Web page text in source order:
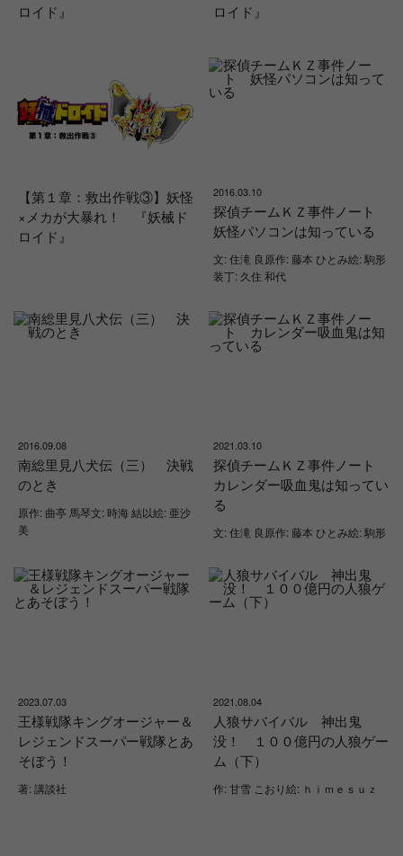
ロイド』
ロイド』
【第１章：救出作戦③】妖怪
×メカが大暴れ！ 『妖械ド
ロイド』
2016.03.10
探偵チームＫＺ事件ノート
妖怪パソコンは知っている
文: 住滝 良原作: 藤本 ひとみ絵: 駒形
装丁: 久住 和代
2016.09.08
南総里見八犬伝（三） 決戦
のとき
原作: 曲亭 馬琴文: 時海 結以絵: 亜沙
美
2021.03.10
探偵チームＫＺ事件ノート
カレンダー吸血鬼は知ってい
る
文: 住滝 良原作: 藤本 ひとみ絵: 駒形
2023.07.03
王様戦隊キングオージャー＆
レジェンドスーパー戦隊とあ
そぼう！
著: 講談社
2021.08.04
人狼サバイバル 神出鬼
没！ １００億円の人狼ゲー
ム（下）
作: 甘雪 こおり絵: ｈｉｍｅｓｕｚ